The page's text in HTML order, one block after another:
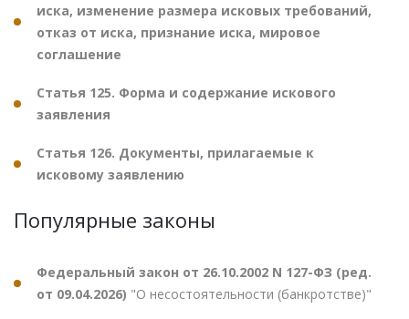
иска, изменение размера исковых требований,
отказ от иска, признание иска, мировое
соглашение
Статья 125. Форма и содержание искового
заявления
Статья 126. Документы, прилагаемые к
исковому заявлению
Популярные законы
Федеральный закон от 26.10.2002 N 127-ФЗ (ред.
от 09.04.2026) "О несостоятельности (банкротстве)"